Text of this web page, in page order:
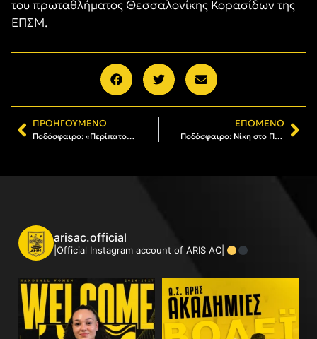
του πρωταθλήματος Θεσσαλονίκης Κορασίδων της
ΕΠΣΜ.
ΠΡΟΗΓΟΎΜΕΝΟ
Ποδόσφαιρο: «Περίπατος» των Γυναικών στα Γιάννενα (1-6)
ΕΠΌΜΕΝΟ
Ποδόσφαιρο: Νίκη στο Πανόραμα για τις Κορασίδες (0-2)
arisac.official
|Official Instagram account of ARIS AC|